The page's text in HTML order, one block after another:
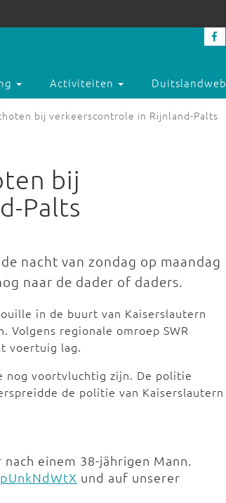
Activiteiten Duitslandweb
bij verkeerscontrole in Rijnland-Palts
bij
Palts
nacht van zondag op maandag
naar de dader of daders.
in de buurt van Kaiserslautern
Volgens regionale omroep SWR
voertuig lag.
nog voortvluchtig zijn. De politie
de politie van Kaiserslautern
nach einem 38-jährigen Mann.
und auf unserer